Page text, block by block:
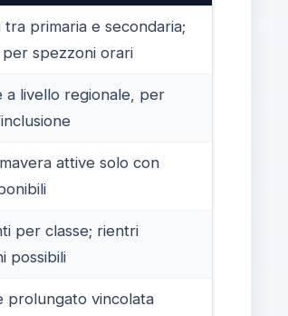
tra primaria e secondaria;
per spezzoni orari
a livello regionale, per
attive solo con
per classe; rientri
possibili
prolungato vincolata